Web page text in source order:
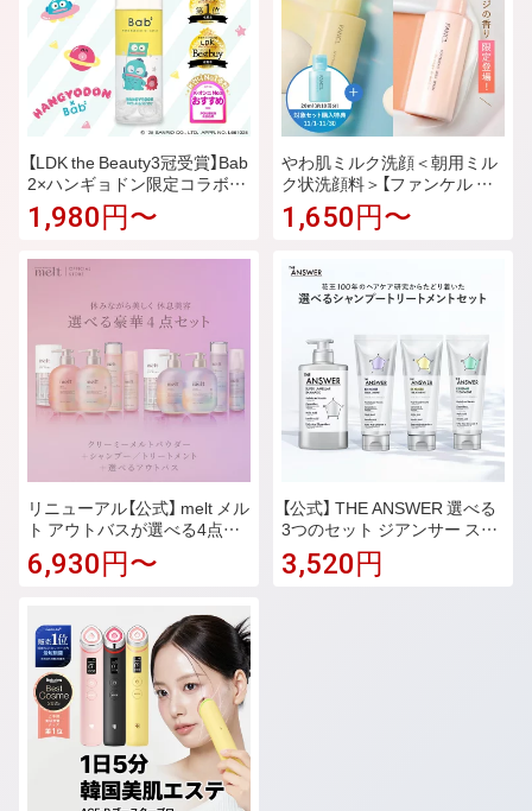
【LDK the Beauty3冠受賞】Bab
2×ハンギョドン限定コラボデ
ザイン ナノバブルオイルロー
ション 110mL 化粧水 生ビタ
るおい 低刺激 ナイアシンアミ
ム 美白 ビタミンc CICA 無添
加 スキンケア
1,980円〜
やわ肌ミルク洗顔＜朝用ミル
ク状洗顔料＞【ファンケル 公
式】 [FANCL 洗顔 化粧品 基礎
化粧品 スキンケア 無添加 乾
顔料 朝用洗顔 オレンジアロ
マ]
1,650円〜
リニューアル【公式】 melt メル
ト アウトバスが選べる4点セ
ット シャンプー トリートメン
ト ヘアオイル クリーミーメル
グウォーター 480ml 1g×10 17
0ml 80ml ポンプ 本体 ボトル
インバス モイスト スムース花
王 Kao
6,930円〜
【公式】 THE ANSWER 選べる
3つのセット ジアンサー スー
パーラメラ シャンプー EX ト
リートメント モイスト グロス
3,520円